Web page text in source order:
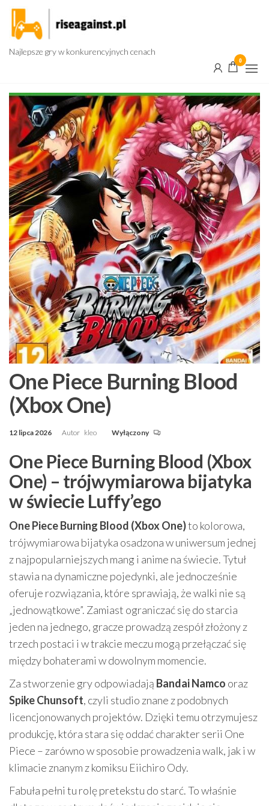
Przejdź
treści
Najlepsze gry w konkurencyjnych cenach
0
One Piece Burning Blood
(Xbox One)
12 lipca 2026 Autor kleo Wyłączony
One Piece Burning Blood (Xbox
One) – trójwymiarowa bijatyka
w świecie Luffy’ego
One Piece Burning Blood (Xbox One)to kolorowa,
trójwymiarowa bijatyka osadzona w uniwersum jednej
z najpopularniejszych mang i anime na świecie. Tytuł
stawia na dynamiczne pojedynki, ale jednocześnie
oferuje rozwiązania, które sprawiają, że walki nie są
„jednowątkowe”. Zamiast ograniczać się do starcia
jeden na jednego, gracze prowadzą zespół złożony z
trzech postaci i w trakcie meczu mogą przełączać się
między bohaterami w dowolnym momencie.
Za stworzenie gry odpowiadają Bandai Namco oraz
Spike Chunsoft, czyli studio znane z podobnych
licencjonowanych projektów. Dzięki temu otrzymujesz
produkcję, która stara się oddać charakter serii One
Piece – zarówno w sposobie prowadzenia walk, jak i w
klimacie znanym z komiksu Eiichiro Ody.
Fabuła pełni tu rolę pretekstu do starć. To właśnie